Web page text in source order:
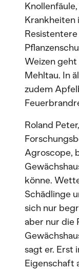
Krankheiten
Weizen geht
Mehltau. In
zudem
Roland
Agroscope,
könne.
Schädlinge
sich nur
aber nur die
sagt er. Erst
Eigenschaft